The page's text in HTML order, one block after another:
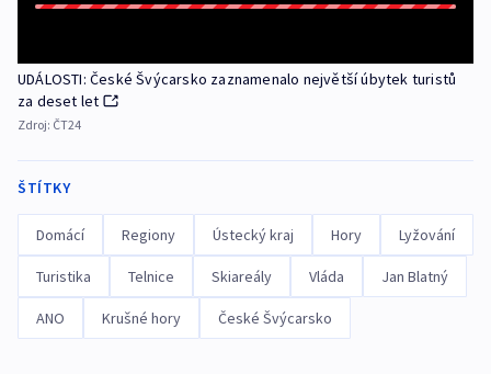
UDÁLOSTI: České Švýcarsko zaznamenalo největší úbytek turistů
za deset let
Zdroj: ČT24
ŠTÍTKY
Domácí Regiony Ústecký kraj Hory Lyžování
Turistika Telnice Skiareály Vláda Jan Blatný
ANO Krušné hory České Švýcarsko